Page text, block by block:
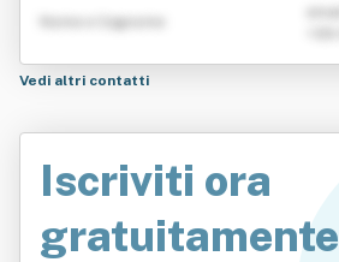
Nome e Cognome
Vedi altri contatti
Iscriviti ora
gratuitamente